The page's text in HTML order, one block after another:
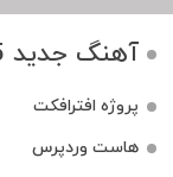
آهنگ جدید 1405
پروژه افترافکت
هاست وردپرس